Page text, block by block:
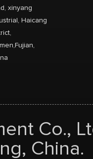
xinyang
Haicang
Co.,
China.